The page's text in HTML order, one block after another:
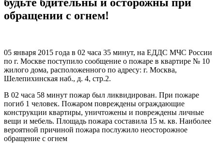
обращении с огнем!
05 января 2015 года в 02 часа 35 минут, на ЕДДС МЧС России
по г. Москве поступило сообщение о пожаре в квартире № 10
жилого дома, расположенного по адресу: г. Москва,
Шелепихинская наб., д. 4, стр.2.
В 02 часа 58 минут пожар был ликвидирован. При пожаре
погиб 1 человек. Пожаром повреждены ограждающие
конструкции квартиры, уничтожены и повреждены личные
вещи и мебель. Площадь пожара составила 15 м. кв. Наиболее
вероятной причиной пожара послужило неосторожное
обращение с огнем